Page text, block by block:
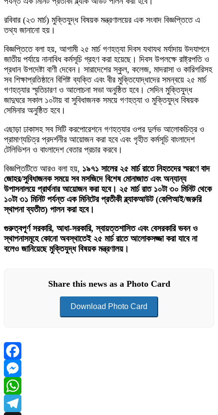
রবিবার (২৩ মার্চ) মুক্তিযুদ্ধ বিষয়ক মন্ত্রণালয়ের এক সংবাদ বিজ্ঞপ্তিতে এ
তথ্য জানানো হয়।
বিজ্ঞপ্তিতে বলা হয়, আগামী ২৫ মার্চ গণহত্যা দিবস যথাযথ মর্যাদায় উদযাপনে
জাতীয় পর্যায়ে নানাবিধ কর্মসূচি গ্রহণ করা হয়েছে। দিবস উপলক্ষে রাষ্ট্রপতি ও
প্রধান উপদেষ্টা বাণী দেবেন। সারাদেশের স্কুল, কলেজ, মাদরাসা ও কারিগরিসহ
সব শিক্ষাপ্রতিষ্ঠানে বিশিষ্ট ব্যক্তি এবং বীর মুক্তিযোদ্ধাদের সমন্বয়ে ২৫ মার্চ
গণহত্যার স্মৃতিচারণ ও আলোচনা সভা অনুষ্ঠিত হবে। সেদিন মুক্তিযুদ্ধ
জাদুঘরে সকাল ১০টায় বা সুবিধাজনক সময়ে গণহত্যা ও মুক্তিযুদ্ধ বিষয়ক
সেমিনার অনুষ্ঠিত হবে।
এছাড়া ঢাকাসহ সব সিটি করপোরেশনে গণহত্যার ওপর দুর্লভ আলোকচিত্র ও
প্রামাণ্যচিত্র প্রদর্শনীর আয়োজন করা হবে এবং গৃহীত কর্মসূচি বাংলাদেশ
টেলিভিশন ও বাংলাদেশ বেতার প্রচার করবে।
বিজ্ঞপ্তিটিতে আরও বলা হয়, ১৯৭১ সালের ২৫ মার্চ রাতে নিহতদের স্মরণে বাদ
জোহর/সুবিধাজনক সময়ে সব মসজিদে বিশেষ মোনাজাত এবং অন্যান্য
উপাসনালয়ে প্রার্থনার আয়োজন করা হবে। ২৫ মার্চ রাত ১০টা ৩০ মিনিট থেকে
১০টা ৩১ মিনিট পর্যন্ত এক মিনিটের প্রতীকী ব্ল্যাকআউট (কেপিআই/জরুরি
স্থাপনা ব্যতীত) পালন করা হবে।
গুরুত্বপূর্ণ সরকারি, আধা-সরকারি, স্বায়ত্তশাসিত এবং বেসরকারি ভবন ও
স্থাপনাসমূহে কোনো অবস্থাতেই ২৫ মার্চ রাতে আলোকসজ্জা করা যাবে না
বলেও জানিয়েছে মুক্তিযুদ্ধ বিষয়ক মন্ত্রণালয়।
Share this news as a Photo Card
Download Photo Card
Facebook
Messenger
WhatsApp